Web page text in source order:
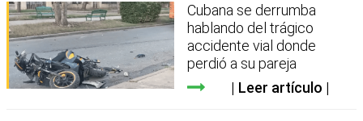
Cubana se derrumba
hablando del trágico
accidente vial donde
perdió a su pareja
Leer artículo